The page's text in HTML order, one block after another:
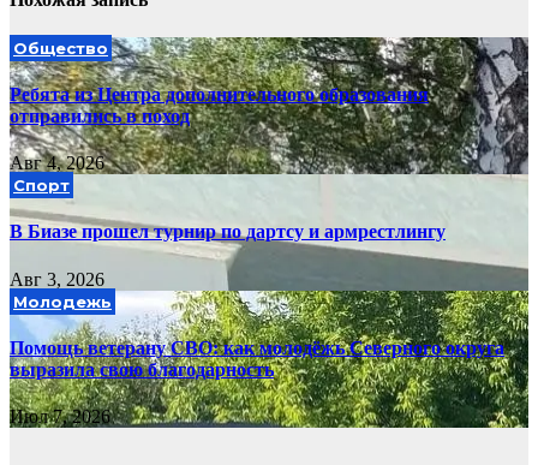
Общество
Ребята из Центра дополнительного образования
отправились в поход
Авг 4, 2026
Спорт
В Биазе прошел турнир по дартсу и армрестлингу
Авг 3, 2026
Молодежь
Помощь ветерану СВО: как молодёжь Северного округа
выразила свою благодарность
Июл 7, 2026